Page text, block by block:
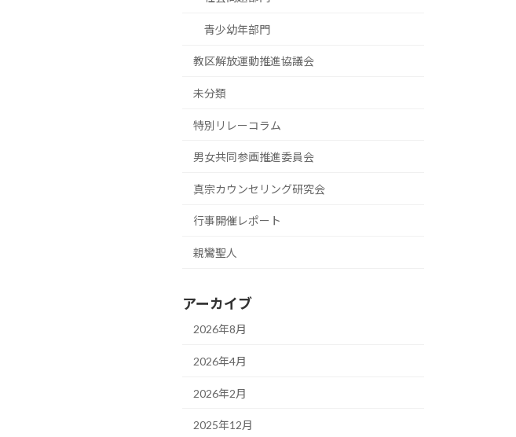
青少幼年部門
教区解放運動推進協議会
未分類
特別リレーコラム
男女共同参画推進委員会
真宗カウンセリング研究会
行事開催レポート
親鸞聖人
アーカイブ
2026年8月
2026年4月
2026年2月
2025年12月